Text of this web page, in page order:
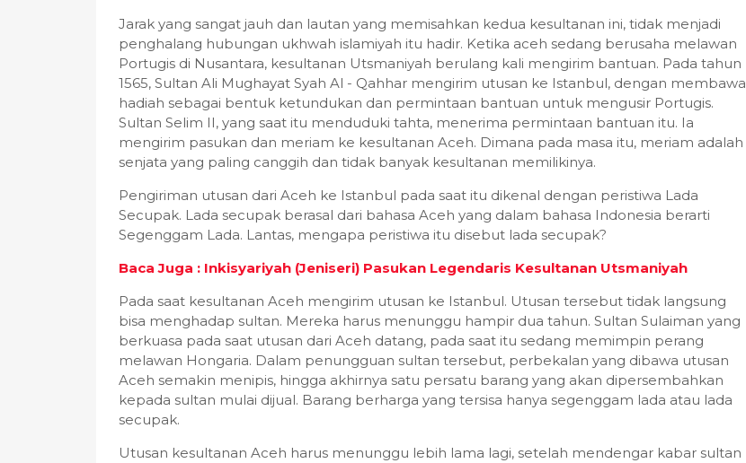
Jarak yang sangat jauh dan lautan yang memisahkan kedua kesultanan ini, tidak menjadi
penghalang hubungan ukhwah islamiyah itu hadir. Ketika aceh sedang berusaha melawan
Portugis di Nusantara, kesultanan Utsmaniyah berulang kali mengirim bantuan. Pada tahun
1565, Sultan Ali Mughayat Syah Al - Qahhar mengirim utusan ke Istanbul, dengan membawa
hadiah sebagai bentuk ketundukan dan permintaan bantuan untuk mengusir Portugis.
Sultan Selim II, yang saat itu menduduki tahta, menerima permintaan bantuan itu. Ia
mengirim pasukan dan meriam ke kesultanan Aceh. Dimana pada masa itu, meriam adalah
senjata yang paling canggih dan tidak banyak kesultanan memilikinya.
Pengiriman utusan dari Aceh ke Istanbul pada saat itu dikenal dengan peristiwa Lada
Secupak. Lada secupak berasal dari bahasa Aceh yang dalam bahasa Indonesia berarti
Segenggam Lada. Lantas, mengapa peristiwa itu disebut lada secupak?
Baca Juga : Inkisyariyah (Jeniseri) Pasukan Legendaris Kesultanan Utsmaniyah
Pada saat kesultanan Aceh mengirim utusan ke Istanbul. Utusan tersebut tidak langsung
bisa menghadap sultan. Mereka harus menunggu hampir dua tahun. Sultan Sulaiman yang
berkuasa pada saat utusan dari Aceh datang, pada saat itu sedang memimpin perang
melawan Hongaria. Dalam penungguan sultan tersebut, perbekalan yang dibawa utusan
Aceh semakin menipis, hingga akhirnya satu persatu barang yang akan dipersembahkan
kepada sultan mulai dijual. Barang berharga yang tersisa hanya segenggam lada atau lada
secupak.
Utusan kesultanan Aceh harus menunggu lebih lama lagi, setelah mendengar kabar sultan